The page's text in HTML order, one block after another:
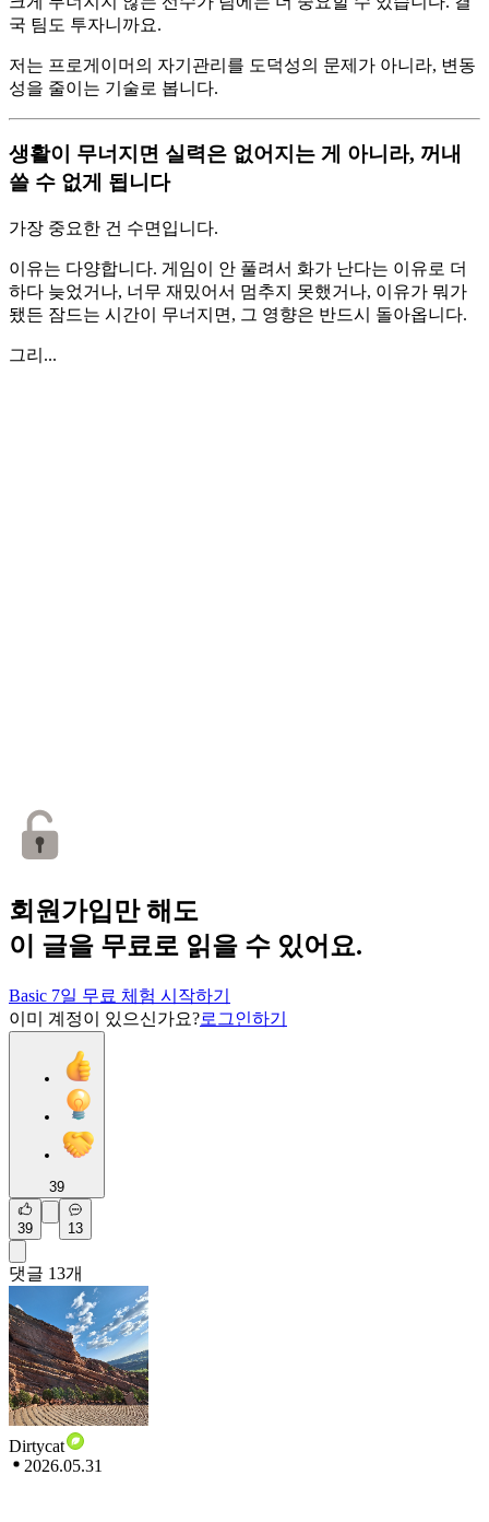
국 팀도 투자니까요.
저는 프로게이머의 자기관리를 도덕성의 문제가 아니라, 변동
성을 줄이는 기술로 봅니다.
생활이 무너지면 실력은 없어지는 게 아니라, 꺼내
쓸 수 없게 됩니다
가장 중요한 건 수면입니다.
이유는 다양합니다. 게임이 안 풀려서 화가 난다는 이유로 더
하다 늦었거나, 너무 재밌어서 멈추지 못했거나, 이유가 뭐가
됐든 잠드는 시간이 무너지면, 그 영향은 반드시 돌아옵니다.
그리...
회원가입만 해도
이 글을 무료로 읽을 수 있어요.
Basic 7일 무료 체험 시작하기
이미 계정이 있으신가요?로그인하기
39
39 13
댓글 13개
Dirtycat
2026.05.31